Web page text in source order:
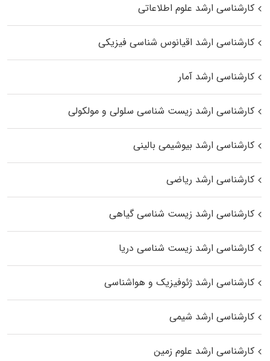
کارشناسی ارشد علوم اطلاعاتی
کارشناسی ارشد اقیانوس‌ شناسی فیزیکی
کارشناسی ارشد آمار
کارشناسی ارشد زیست شناسی سلولی و مولکولی
کارشناسی ارشد بیوشیمی بالینی
کارشناسی ارشد ریاضی
کارشناسی ارشد زیست‌ شناسی گیاهی
کارشناسی ارشد زیست‌ شناسی دریا
کارشناسی ارشد ژئوفیزیک و هواشناسی
کارشناسی ارشد شیمی
کارشناسی ارشد علوم زمین